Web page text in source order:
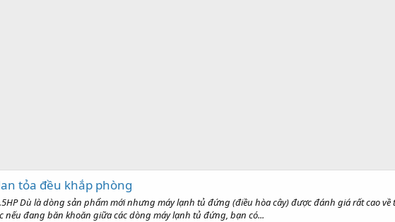
tỏa đều khắp phòng
Dù là dòng sản phẩm mới nhưng máy lạnh tủ đứng (điều hòa cây) được đánh giá rất cao
đang băn khoăn giữa các dòng máy lạnh tủ đứng, bạn có...